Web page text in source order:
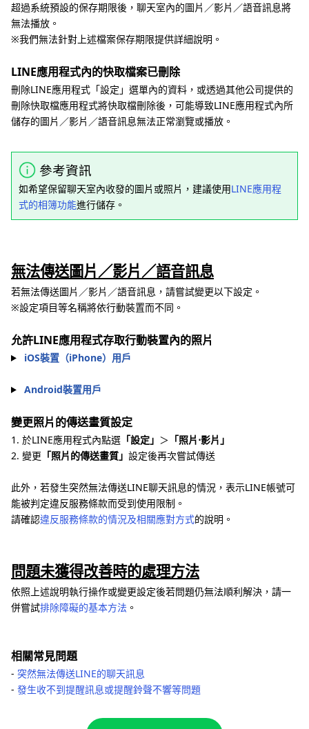
超過系統預設的保存期限後，聊天室內的圖片／影片／語音訊息將
無法播放。
※我們無法針對上述檔案保存期限提供詳細說明。
LINE應用程式內的快取檔案已刪除
刪除LINE應用程式「設定」選單內的資料，或透過其他公司提供的
刪除快取檔應用程式將快取檔刪除後，可能導致LINE應用程式內所
儲存的圖片／影片／語音訊息無法正常瀏覽或播放。
參考資訊
如希望保留聊天室內收發的圖片或照片，建議使用LINE應用程
式的相簿功能進行儲存。
無法傳送圖片／影片／語音訊息
若無法傳送圖片／影片／語音訊息，請嘗試變更以下設定。
※設定項目等名稱將依行動裝置而不同。
允許LINE應用程式存取行動裝置內的照片
iOS裝置（iPhone）用戶
Android裝置用戶
變更照片的傳送畫質設定
1. 於LINE應用程式內點選 「設定」 ＞ 「照片⋅影片」
2. 變更 「照片的傳送畫質」 設定後再次嘗試傳送
此外，若發生突然無法傳送LINE聊天訊息的情況，表示LINE帳號可
能被判定違反服務條款而受到使用限制。
請確認違反服務條款的情況及相關應對方式的說明。
問題未獲得改善時的處理方法
依照上述說明執行操作或變更設定後若問題仍無法順利解決，請一
併嘗試排除障礙的基本方法 。
相關常見問題
‐ 突然無法傳送LINE的聊天訊息
‐ 發生收不到提醒訊息或提醒鈴聲不響等問題